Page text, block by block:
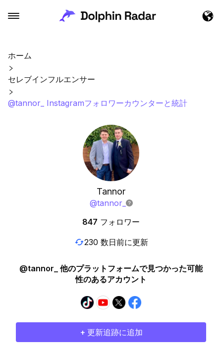
ホーム
セレブインフルエンサー
@tannor_ Instagramフォロワーカウンターと統計
Tannor
@tannor_
847 フォロワー
230 数日前に更新
@tannor_ 他のプラットフォームで見つかった可能
性のあるアカウント
+ 更新追跡に追加